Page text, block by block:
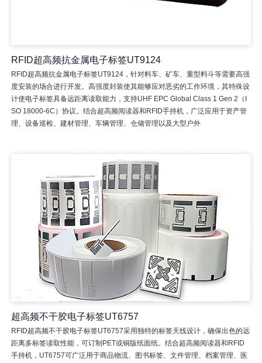
RFID超高频抗金属电子标签UT9124
RFID超高频抗金属电子标签UT9124，针对料车、矿车、重型料斗等需要高强
度安装的场合进行开发。高强度封装使其能够应对恶劣的工作环境，其特殊设
计使电子标签具备远距离读取能力，支持UHF EPC Global Class 1 Gen 2（I
SO 18000-6C）协议。结合超高频阅读器和RFID手持机，广泛应用于资产管
理、设备巡检、建材管理、车辆管理、仓储管理以及大型户外
超高频不干胶电子标签UT6757
RFID超高频不干胶电子标签UT6757采用独特的标签天线设计，确保出色的远
距离多标签读取性能，可订制PET或铜版纸面纸。结合超高频阅读器和RFID
手持机，UT6757可广泛用于商品物流、图书标签、文件管理、档案管理、医